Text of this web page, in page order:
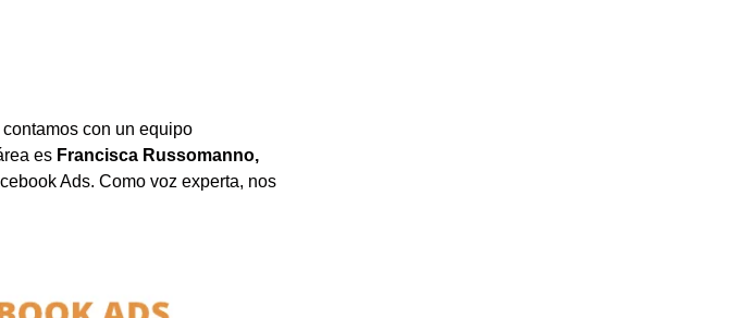
contamos con un equipo
es Francisca Russomanno,
Ads. Como voz experta, nos